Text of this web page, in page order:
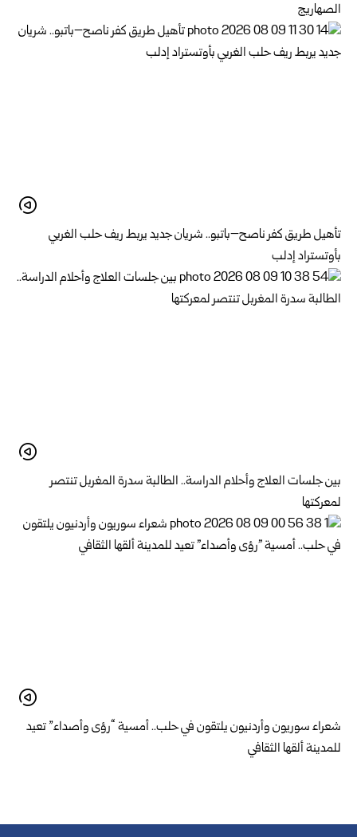
الصهاريج
تأهيل طريق كفر ناصح–باتبو.. شريان جديد يربط ريف حلب الغربي
بأوتستراد إدلب
بين جلسات العلاج وأحلام الدراسة.. الطالبة سدرة المغربل تنتصر
لمعركتها
شعراء سوريون وأردنيون يلتقون في حلب.. أمسية “رؤى وأصداء” تعيد
للمدينة ألقها الثقافي